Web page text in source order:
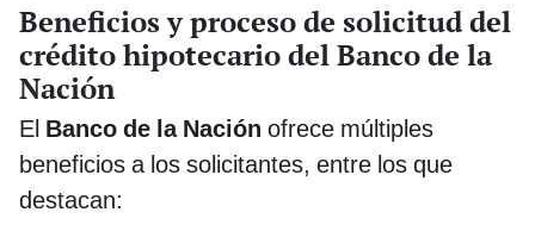
Beneficios y proceso de solicitud del
crédito hipotecario del Banco de la
Nación
El Banco de la Nación ofrece múltiples
beneficios a los solicitantes, entre los que
destacan: